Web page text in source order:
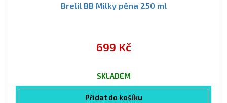
Brelil BB Milky pěna 250 ml
699 Kč
SKLADEM
Přidat do košíku